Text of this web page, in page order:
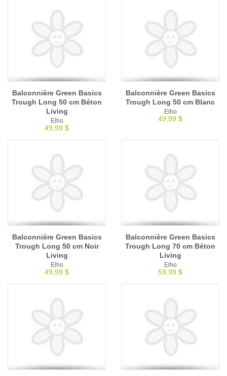
Balconnière Green Basics
Trough Long 50 cm Béton
Living
Elho
49,99 $
Balconnière Green Basics
Trough Long 50 cm Blanc
Elho
49,99 $
Balconnière Green Basics
Trough Long 50 cm Noir
Living
Elho
49,99 $
Balconnière Green Basics
Trough Long 70 cm Béton
Living
Elho
59,99 $